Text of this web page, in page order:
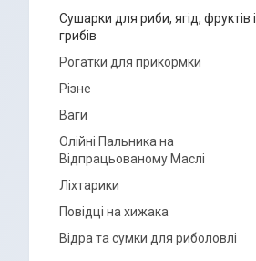
Сушарки для риби, ягід, фруктів і
грибів
Рогатки для прикормки
Різне
Ваги
Олійні Пальника на
Відпрацьованому Маслі
Ліхтарики
Повідці на хижака
Відра та сумки для риболовлі